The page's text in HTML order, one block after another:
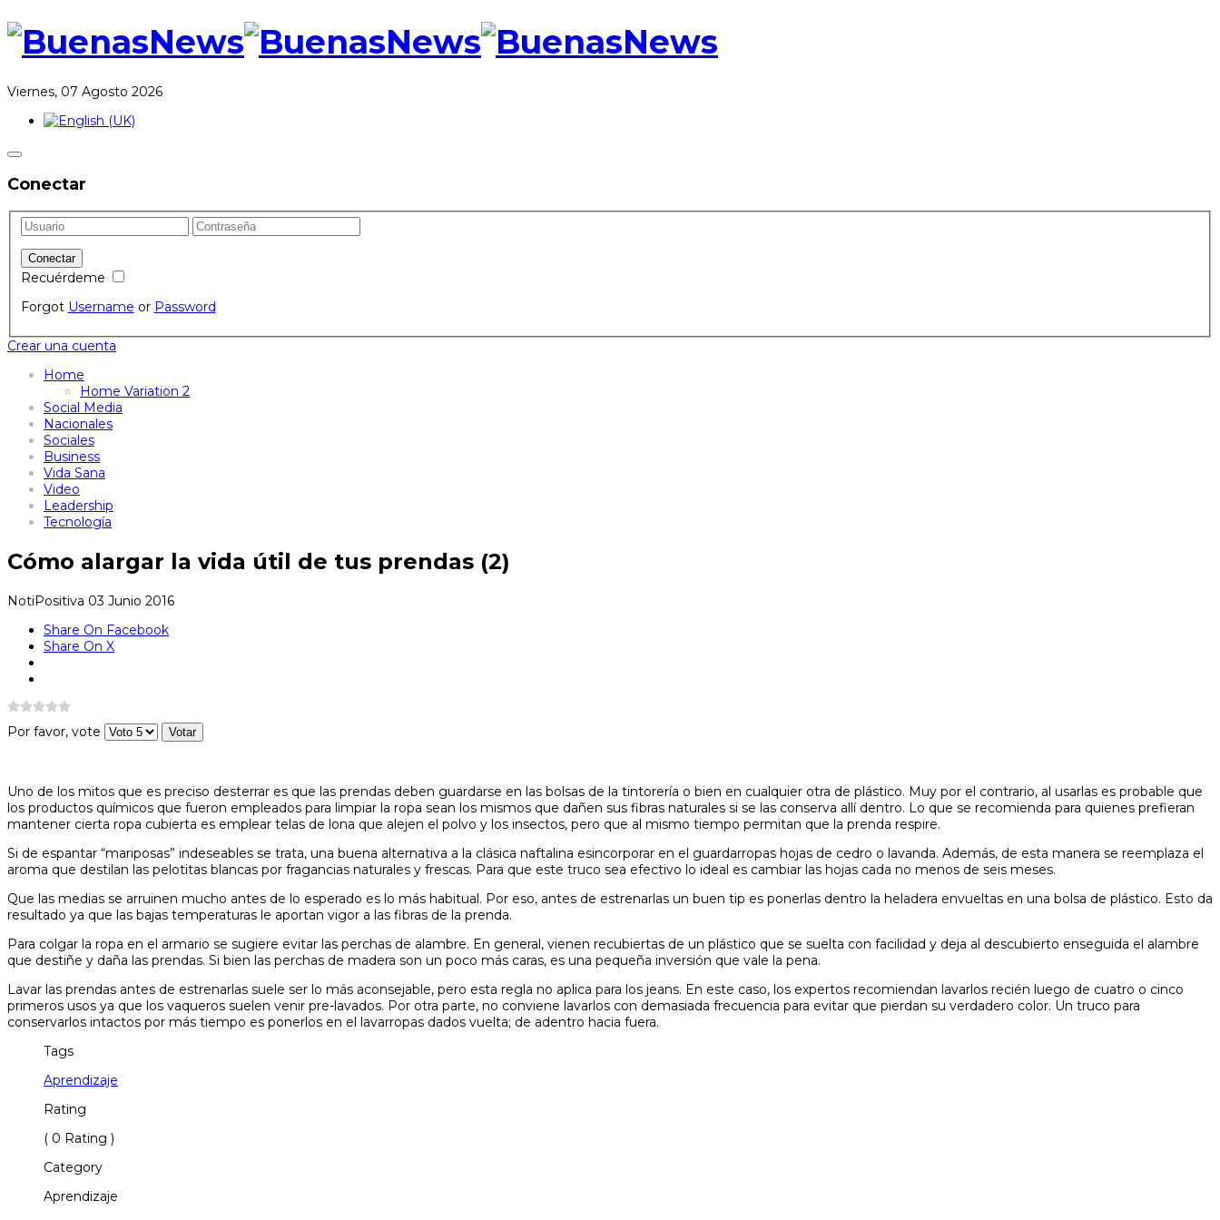
Viernes, 07 Agosto 2026
Conectar
Recuérdeme
Forgot Username or Password
Crear una cuenta
Home
Home Variation 2
Social Media
Nacionales
Sociales
Business
Vida Sana
Video
Leadership
Tecnología
Cómo alargar la vida útil de tus prendas (2)
NotiPositiva 03 Junio 2016
Share On Facebook
Share On X
Por favor, vote
Uno de los mitos que es preciso desterrar es que las prendas deben guardarse en las bolsas de la tintorería o bien en cualquier otra de plástico. Muy por el contrario, al usarlas es probable que
los productos químicos que fueron empleados para limpiar la ropa sean los mismos que dañen sus fibras naturales si se las conserva allí dentro. Lo que se recomienda para quienes prefieran
mantener cierta ropa cubierta es emplear telas de lona que alejen el polvo y los insectos, pero que al mismo tiempo permitan que la prenda respire.
Si de espantar “mariposas” indeseables se trata, una buena alternativa a la clásica naftalina esincorporar en el guardarropas hojas de cedro o lavanda. Además, de esta manera se reemplaza el
aroma que destilan las pelotitas blancas por fragancias naturales y frescas. Para que este truco sea efectivo lo ideal es cambiar las hojas cada no menos de seis meses.
Que las medias se arruinen mucho antes de lo esperado es lo más habitual. Por eso, antes de estrenarlas un buen tip es ponerlas dentro la heladera envueltas en una bolsa de plástico. Esto da
resultado ya que las bajas temperaturas le aportan vigor a las fibras de la prenda.
Para colgar la ropa en el armario se sugiere evitar las perchas de alambre. En general, vienen recubiertas de un plástico que se suelta con facilidad y deja al descubierto enseguida el alambre
que destiñe y daña las prendas. Si bien las perchas de madera son un poco más caras, es una pequeña inversión que vale la pena.
Lavar las prendas antes de estrenarlas suele ser lo más aconsejable, pero esta regla no aplica para los jeans. En este caso, los expertos recomiendan lavarlos recién luego de cuatro o cinco
primeros usos ya que los vaqueros suelen venir pre-lavados. Por otra parte, no conviene lavarlos con demasiada frecuencia para evitar que pierdan su verdadero color. Un truco para
conservarlos intactos por más tiempo es ponerlos en el lavarropas dados vuelta; de adentro hacia fuera.
Tags
Aprendizaje
Rating
( 0 Rating )
Category
Aprendizaje